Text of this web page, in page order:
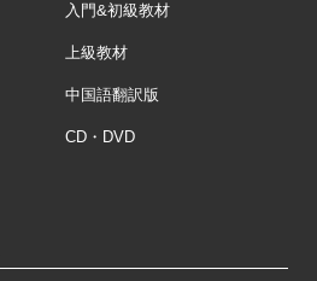
入門&初級教材
上級教材
中国語翻訳版
CD・DVD